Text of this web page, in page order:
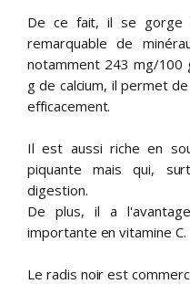
De ce fait, il se gorge
remarquable de
notamment 243 mg/
g de calcium, il permet
efficacement.
Il est aussi riche en
piquante mais qui,
digestion.
De plus, il a
importante en vitamine C.
Le radis noir est